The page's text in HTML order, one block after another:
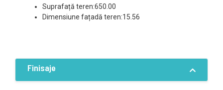
Suprafață teren:650.00
Dimensiune fațadă teren:15.56
Finisaje